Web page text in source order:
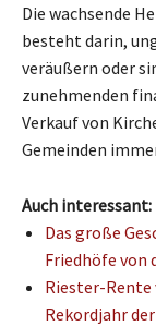
Die wachsende
besteht darin,
veräußern oder
zunehmenden
Verkauf von
Gemeinden
Auch interessant:
Das große
Friedhöfe von
Riester-Rente
Rekordjahr